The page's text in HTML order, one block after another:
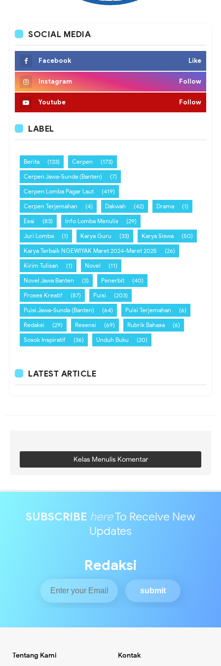
SOCIAL MEDIA
Facebook Like
Instagram Follow
Youtube Follow
LABEL
Berita (133) Cerpen
(173)
Cerpen Jawa-Sunda (Banten)
(7)
Cerpen Lomba Pagar Laut
(419)
Cerpen Terjemahan
(4) Dakwah (42) Drama
(1)
Esai
(83) Info Lomba Menulis
(29)
Juri Lomba
(1) Karya Guru (33) Karya Siswa
(50)
Karya Terbaik NGEWIYAK Maret 2024-Maret 2025
(26)
Kirim Tulisan
(1) Novel
(11)
Novel Jawa Banten
(3) Penerbit
(40)
Proses Kreatif
(87) Puisi
(203)
Puisi Jawa-Sunda (Banten)
(64) Puisi Terjemahan
(6)
Redaksi
(29) Resensi (69) Rubrik Bahasa
(6)
Sosok Inspiratif
(36) Unduh Buku (20)
LATEST ARTICLE
Kelas Menulis Komentar
SUBSCRIBE hereTo Receive New
Updates
Redaksi
Tentang Kami Kontak